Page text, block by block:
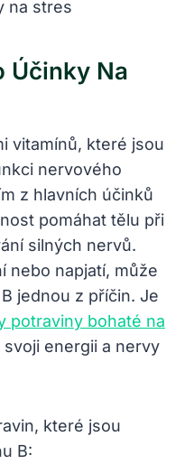
Účinky Na
vitamínů, které jsou
nervového
z hlavních účinků
pomáhat tělu při
silných nervů.
nebo napjatí, může
jednou z příčin. Je
potraviny bohaté na
energii a nervy
které jsou
B: